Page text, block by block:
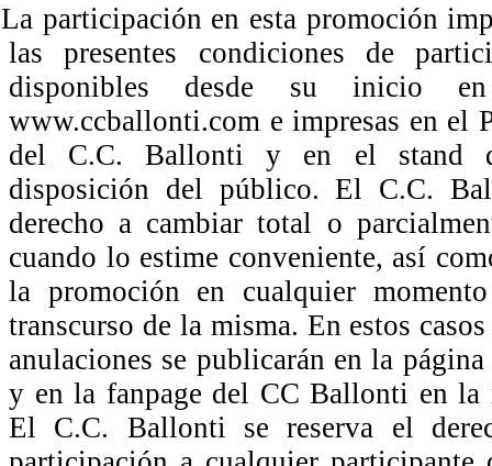
participación en esta promoción
las presentes condiciones de
disponibles desde su inicio
www.ccballonti.com e impresas en el
del C.C. Ballonti y en el stand
disposición del público. El C.C.
derecho a cambiar total o
cuando lo estime conveniente, así
la promoción en cualquier
transcurso de la misma. En estos
anulaciones se publicarán en la
y en la fanpage del CC Ballonti en la
El C.C. Ballonti se reserva el